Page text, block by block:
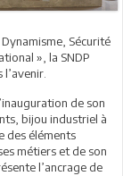
Sécurité
», la SNDP
de son
bijou industriel à
des éléments
métiers et de son
l’ancrage de